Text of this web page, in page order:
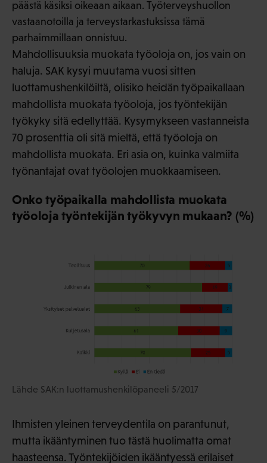
päästä käsiksi oikeaan aikaan. Työterveyshuollon
vastaanotoilla ja terveystarkastuksissa tämä
parhaimmillaan onnistuu.
Mahdollisuuksia muokata työoloja on, jos vain on
haluja. SAK kysyi muutama vuosi sitten
luottamushenkilöiltä, olisiko heidän työpaikallaan
mahdollista muokata työoloja, jos työntekijän
työkyky sitä edellyttää. Kysymykseen vastanneista
70 prosenttia oli sitä mieltä, että työoloja on
mahdollista muokata. Eri asia on, kuinka valmiita
työnantajat ovat työolojen muokkaamiseen.
Onko työpaikalla mahdollista muokata
työoloja työntekijän työkyvyn mukaan? (%)
Lähde SAK:n luottamushenkilöpaneeli 5/2017
Ihmisten yleinen terveydentila on parantunut,
mutta ikääntyminen tuo tästä huolimatta omat
haasteensa. Työntekijöiden ikääntyessä erilaiset